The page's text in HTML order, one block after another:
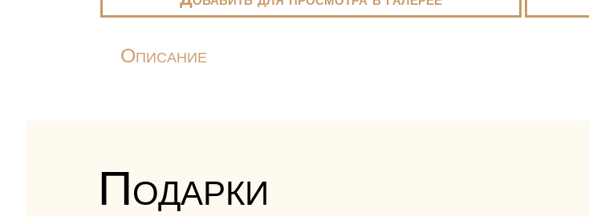
Описание
Подарки